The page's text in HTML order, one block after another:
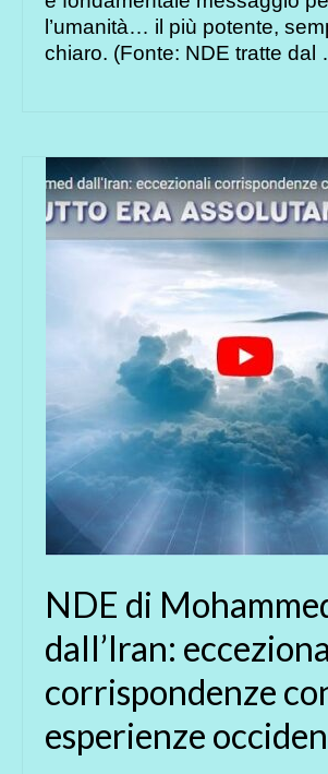
l’umanità… il più potente,
chiaro. (Fonte: NDE tratte dal
NDE di
dall’Iran:
corrispondenze
esperienze